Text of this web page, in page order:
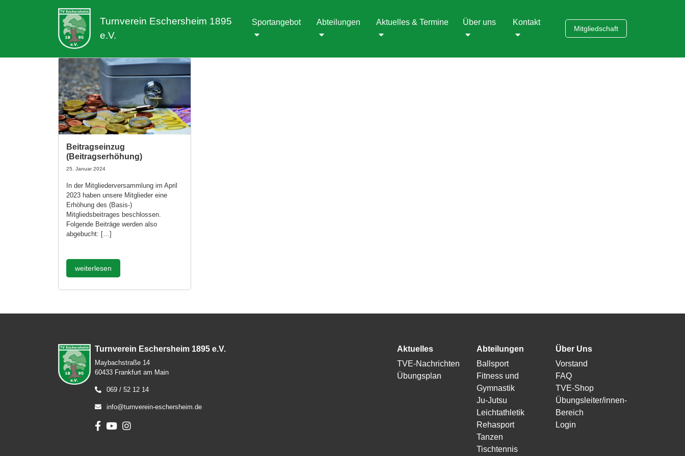
Turnverein Eschersheim 1895
e.V.
Sportangebot Abteilungen Aktuelles & Termine Über uns Kontakt
Mitgliedschaft
Beitragseinzug
(Beitragserhöhung)
25. Januar 2024
In der Mitgliederversammlung im April
2023 haben unsere Mitglieder eine
Erhöhung des (Basis-)
Mitgliedsbeitrages beschlossen.
Folgende Beiträge werden also
abgebucht: […]
weiterlesen
Turnverein Eschersheim 1895 e.V.
Maybachstraße 14
60433 Frankfurt am Main
069 / 52 12 14
info@turnverein-eschersheim.de
Aktuelles
TVE-Nachrichten
Übungsplan
Abteilungen
Ballsport
Fitness und
Gymnastik
Ju-Jutsu
Leichtathletik
Rehasport
Tanzen
Tischtennis
Über Uns
Vorstand
FAQ
TVE-Shop
Übungsleiter/innen-
Bereich
Login